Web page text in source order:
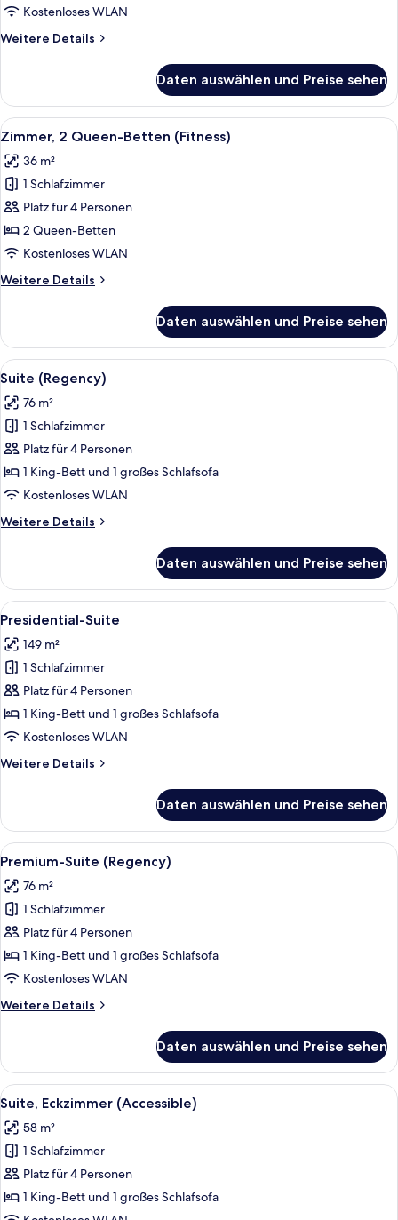
Kostenloses WLAN
Weitere Details
Weitere
Suite
Daten auswählen und Preise sehen
Alle
Fotos
für
Zimmer,
2 Queen-
Betten
(Fitness)
Zimmer, 2 Queen-Betten (Fitness) |
6
Zimmer, 2 Queen-Betten (Fitness)
36 m²
1 Schlafzimmer
Platz für 4 Personen
2 Queen-Betten
Kostenloses WLAN
Weitere Details
Weitere
2 Queen-
Betten
(Fitness)
Daten auswählen und Preise sehen
Alle
Fotos
für
Suite
(Regency)
anzeigen
Ein Essbereich mit einem Holztisch
6
Suite (Regency)
76 m²
1 Schlafzimmer
Platz für 4 Personen
1 King-Bett und 1 großes Schlafsofa
Kostenloses WLAN
Weitere Details
Weitere
(Regency)
Daten auswählen und Preise sehen
Alle
Fotos
für
Presidential-
Suite
anzeigen
Ein modernes Hotelzimmer mit Sofa,
6
Presidential-Suite
149 m²
1 Schlafzimmer
Platz für 4 Personen
1 King-Bett und 1 großes Schlafsofa
Kostenloses WLAN
Weitere Details
Weitere
Suite
Daten auswählen und Preise sehen
Alle
Fotos
für
Premium-
Suite
(Regency)
anzeigen
Ein modernes Hotelzimmer mit
10
Premium-Suite (Regency)
76 m²
1 Schlafzimmer
Platz für 4 Personen
1 King-Bett und 1 großes Schlafsofa
Kostenloses WLAN
Weitere Details
Weitere
Suite
(Regency)
Daten auswählen und Preise sehen
Alle
Fotos
für
Suite,
Eckzimmer
(Accessible)
Ein Hotelzimmer mit einem großen
5
Suite, Eckzimmer (Accessible)
58 m²
1 Schlafzimmer
Platz für 4 Personen
1 King-Bett und 1 großes Schlafsofa